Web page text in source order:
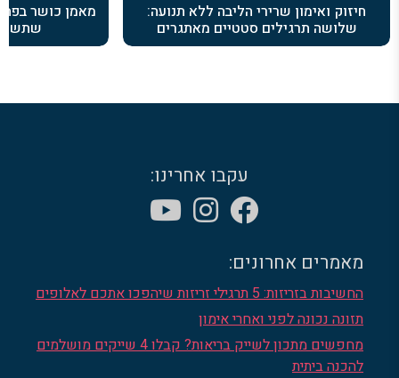
חיזוק ואימון שרירי הליבה ללא תנועה:
שלושה תרגילים סטטיים מאתגרים
מאמן כושר
עקבו אחרינו:
מאמרים אחרונים:
החשיבות בזריזות: 5 תרגילי זריזות שיהפכו אתכם לאלופים
תזונה נכונה לפני ואחרי אימון
מחפשים מתכון לשייק בריאות? קבלו 4 שייקים מושלמים
להכנה ביתית